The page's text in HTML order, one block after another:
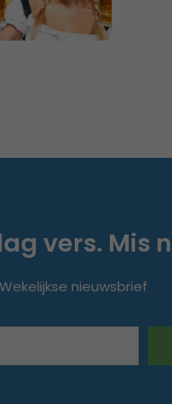
vers. Mis
Wekelijkse nieuwsbrief